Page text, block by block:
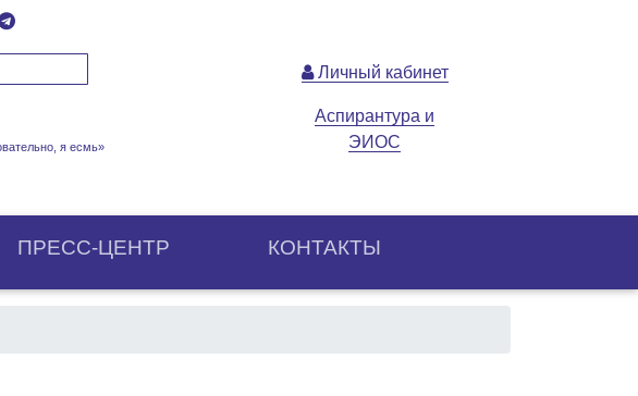
я есмь»
Личный кабинет
Аспирантура и
ЭИОС
ПРЕСС-ЦЕНТР КОНТАКТЫ